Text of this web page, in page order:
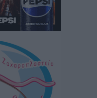
εφημέριος στον
Μιχαήλ
2030» από το βήμα